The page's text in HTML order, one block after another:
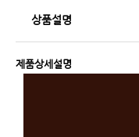
상품설명
제품상세설명